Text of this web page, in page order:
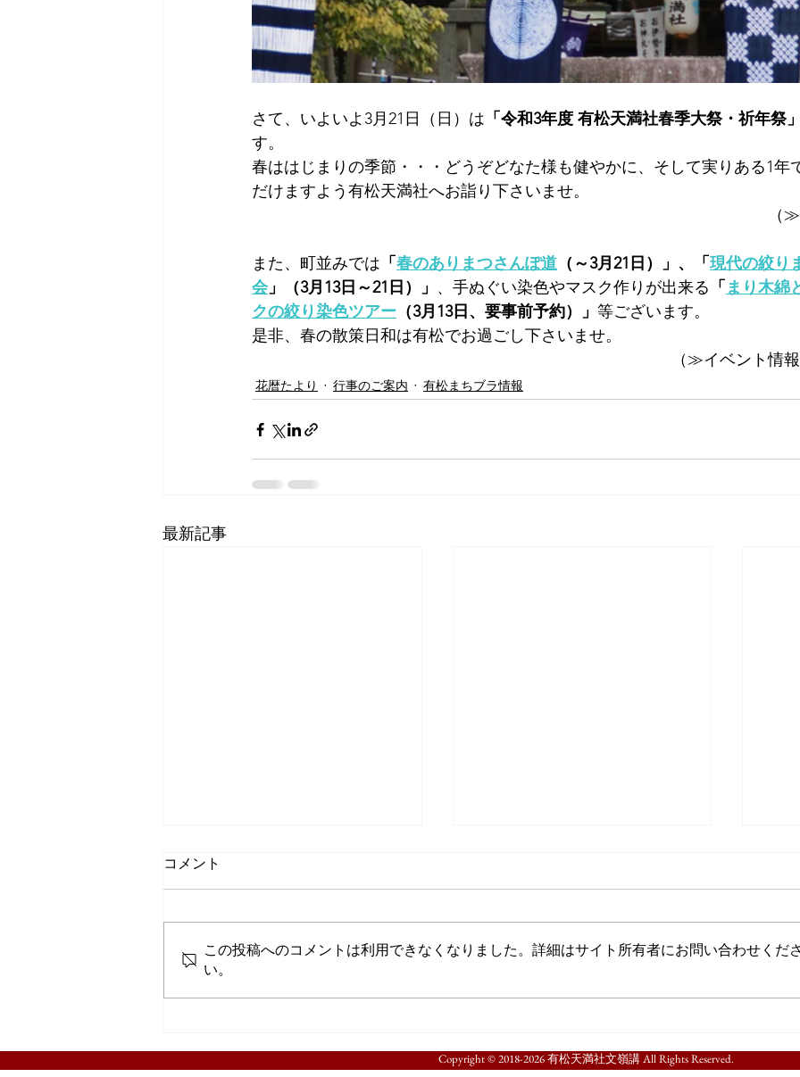
さて、いよいよ3月21日（日）は 「令和3年度 有松天満社春季大祭・祈年祭
す。
春ははじまりの季節・・・どうぞどなた様も健やかに、そして実りある1年
だけますよう有松天満社へお詣り下さいませ。
（
また、町並みでは 「 春のありまつさんぽ道 （～3月21日）」、「 現代の絞り
会」（3月13日～21日）」 、手ぬぐい染色やマスク作りが出来る 「 まり木綿
クの絞り染色ツアー （3月13日、要事前予約）」 等ございます。
是非、春の散策日和は有松でお過ごし下さいませ。
（≫イベント情
花暦たより 行事のご案内 有松まちブラ情報
最新記事
有松まちなみ情報（7月12日
献燈神事「津島祭」について
東
コメント
この投稿へのコメントは利用できなくなりました。詳細はサイト所有者にお問い合わせくだ
い。
​Copyright © 2018-2026 有松天満社文嶺講 All Rights Reserved.